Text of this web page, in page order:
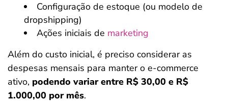
Configuração de estoque (ou modelo de
dropshipping)
Ações iniciais de marketing
Além do custo inicial, é preciso considerar as
despesas mensais para manter o e-commerce
ativo, podendo variar entre R$ 30,00 e R$
1.000,00 por mês.